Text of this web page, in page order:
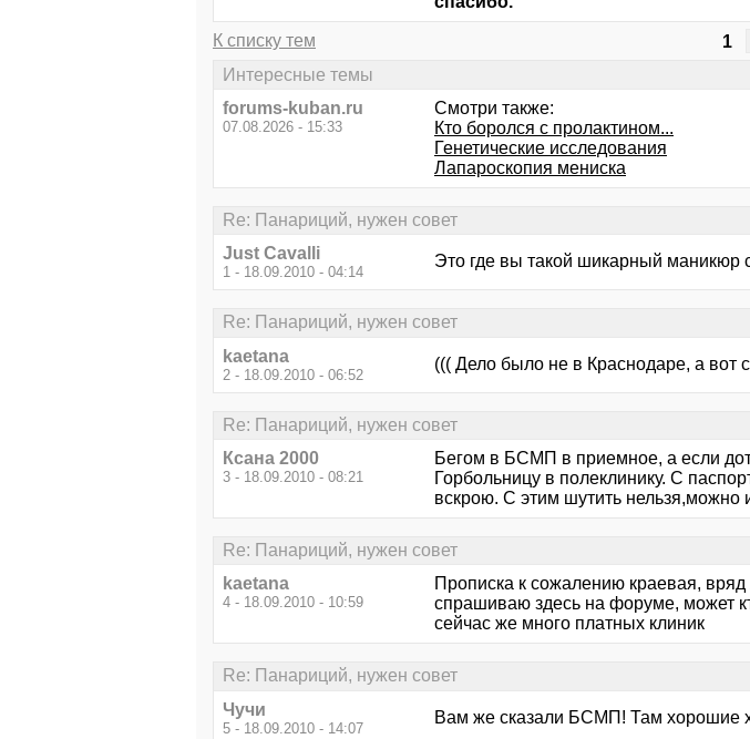
К списку тем 1
Интересные темы
forums-kuban.ru
07.08.2026 - 15:33
Смотри также:
Кто боролся с пролактином...
Генетические исследования
Лапароскопия мениска
Re: Панариций, нужен совет
Just Cavalli
1 - 18.09.2010 - 04:14
Это где вы такой шикарный маникюр
Re: Панариций, нужен совет
kaetana
2 - 18.09.2010 - 06:52
((( Дело было не в Краснодаре, а вот
Re: Панариций, нужен совет
Ксана 2000
3 - 18.09.2010 - 08:21
Бегом в БСМП в приемное, а если
Горбольницу в полеклинику. С
вскрою. С этим шутить нельзя,можно
Re: Панариций, нужен совет
kaetana
4 - 18.09.2010 - 10:59
Прописка к сожалению краевая, вряд
спрашиваю здесь на форуме, может
сейчас же много платных клиник
Re: Панариций, нужен совет
Чучи
5 - 18.09.2010 - 14:07
Вам же сказали БСМП! Там хорошие